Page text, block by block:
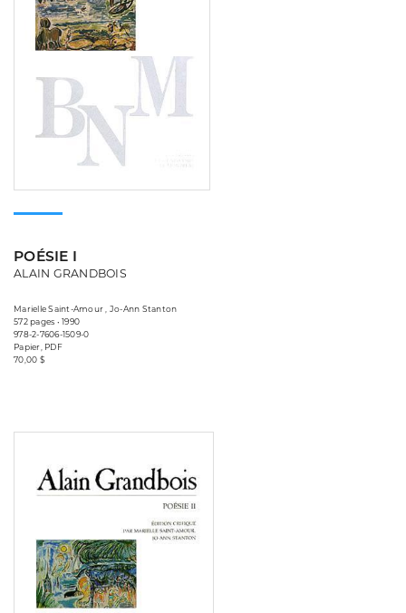
POÉSIE I
ALAIN GRANDBOIS
Marielle Saint-Amour , Jo-Ann Stanton
572 pages • 1990
978-2-7606-1509-0
Papier, PDF
70,00 $